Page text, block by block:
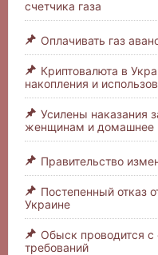
счетчика газа
Оплачивать газ
Криптовалюта в
накопления и
Усилены наказания
женщинам и домашнее
Правительство
Постепенный отказ
Украине
Обыск проводится
требований